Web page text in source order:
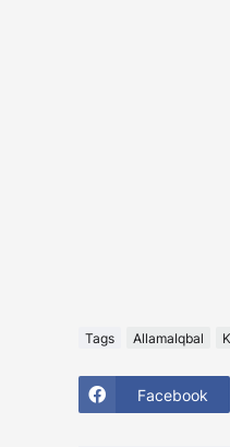
Tags AllamaIqbal
Facebook